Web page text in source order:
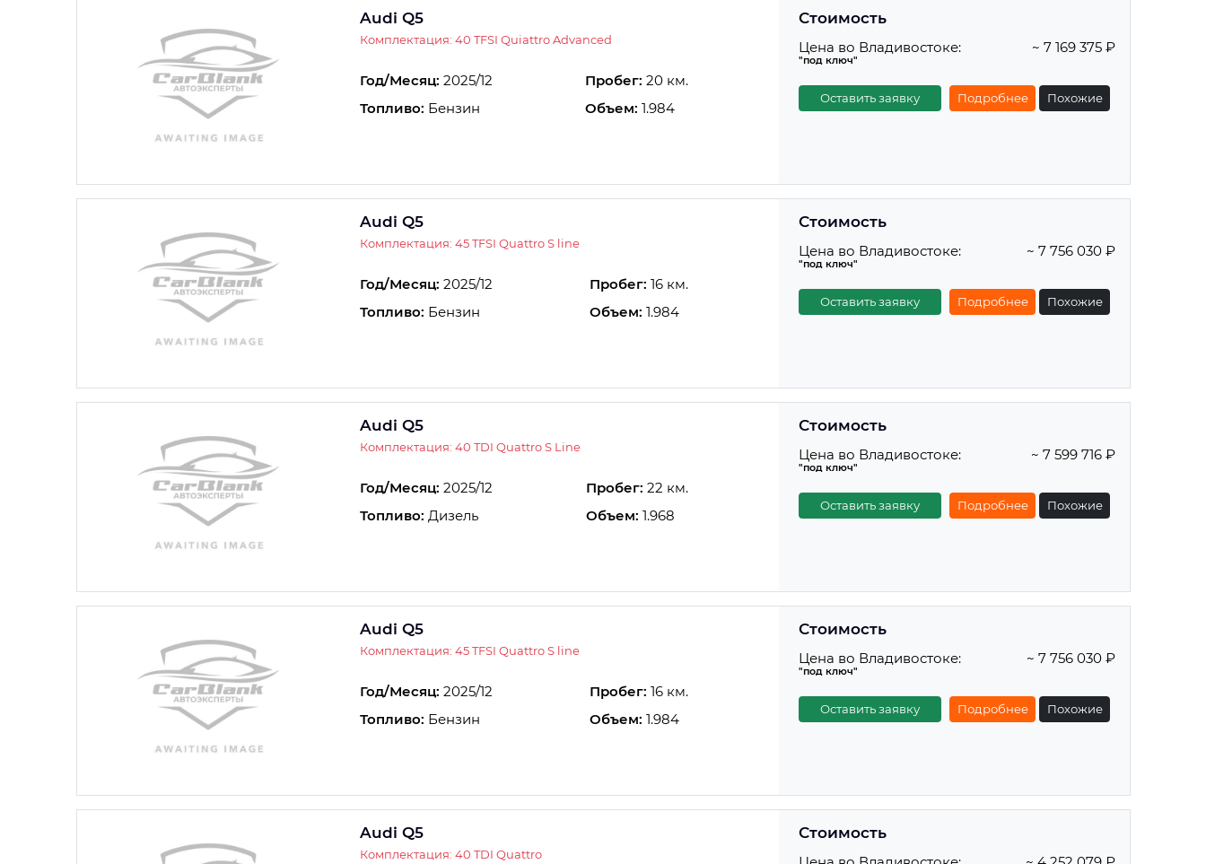
Audi Q5
Комплектация: 40 TFSI Quiattro Advanced
Год/Месяц: 2025/12 Пробег: 20 км.
Топливо: Бензин Объем: 1.984
Стоимость
Цена во Владивостоке:
"под ключ"
~ 7 169 375 ₽
Оставить заявку Подробнее Похожие
Audi Q5
Комплектация: 45 TFSI Quattro S line
Год/Месяц: 2025/12 Пробег: 16 км.
Топливо: Бензин Объем: 1.984
Стоимость
Цена во Владивостоке:
"под ключ"
~ 7 756 030 ₽
Оставить заявку Подробнее Похожие
Audi Q5
Комплектация: 40 TDI Quattro S Line
Год/Месяц: 2025/12 Пробег: 22 км.
Топливо: Дизель Объем: 1.968
Стоимость
Цена во Владивостоке:
"под ключ"
~ 7 599 716 ₽
Оставить заявку Подробнее Похожие
Audi Q5
Комплектация: 45 TFSI Quattro S line
Год/Месяц: 2025/12 Пробег: 16 км.
Топливо: Бензин Объем: 1.984
Стоимость
Цена во Владивостоке:
"под ключ"
~ 7 756 030 ₽
Оставить заявку Подробнее Похожие
Audi Q5
Комплектация: 40 TDI Quattro
Стоимость